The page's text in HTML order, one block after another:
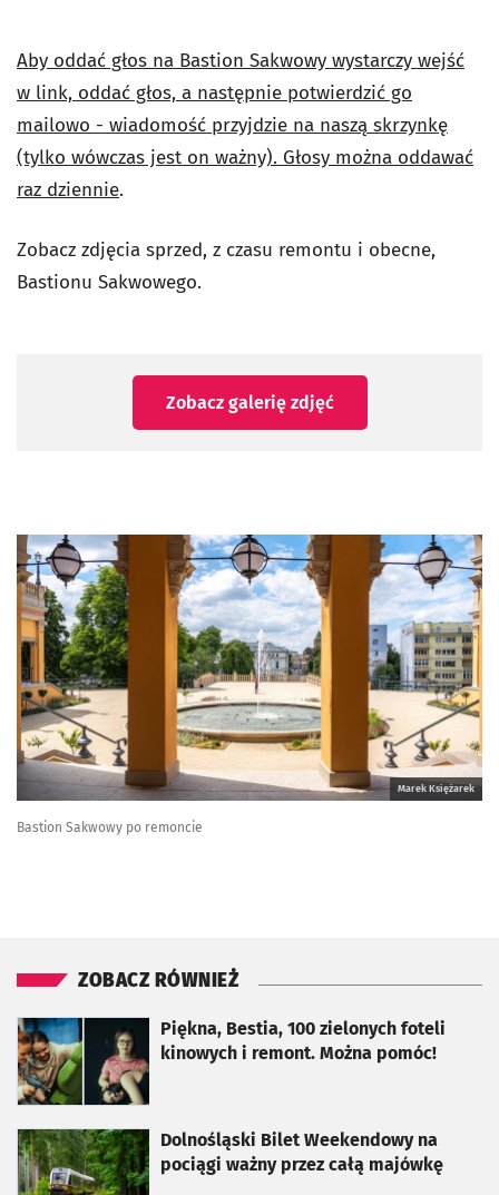
Aby oddać głos na Bastion Sakwowy wystarczy wejść
w link, oddać głos, a następnie potwierdzić go
mailowo - wiadomość przyjdzie na naszą skrzynkę
(tylko wówczas jest on ważny). Głosy można oddawać
raz dziennie.
Zobacz zdjęcia sprzed, z czasu remontu i obecne,
Bastionu Sakwowego.
Zobacz galerię zdjęć
Marek Księżarek
Bastion Sakwowy po remoncie
ZOBACZ RÓWNIEŻ
Piękna, Bestia, 100 zielonych foteli
kinowych i remont. Można pomóc!
otworzy się w nowej karcie
Dolnośląski Bilet Weekendowy na
pociągi ważny przez całą majówkę
otworzy się w nowej karcie